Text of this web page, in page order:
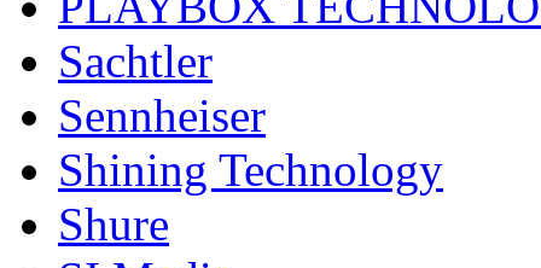
Sachtler
Sennheiser
Shining Technology
Shure